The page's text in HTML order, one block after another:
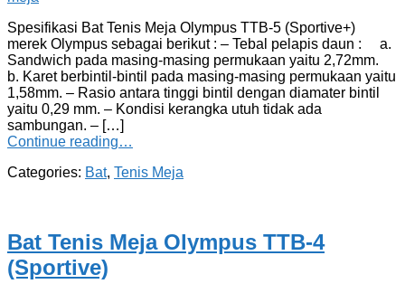
Spesifikasi Bat Tenis Meja Olympus TTB-5 (Sportive+)
merek Olympus sebagai berikut : – Tebal pelapis daun : a.
Sandwich pada masing-masing permukaan yaitu 2,72mm.
b. Karet berbintil-bintil pada masing-masing permukaan yaitu
1,58mm. – Rasio antara tinggi bintil dengan diamater bintil
yaitu 0,29 mm. – Kondisi kerangka utuh tidak ada
sambungan. – […]
Continue reading…
Categories: Bat, Tenis Meja
Bat Tenis Meja Olympus TTB-4
(Sportive)